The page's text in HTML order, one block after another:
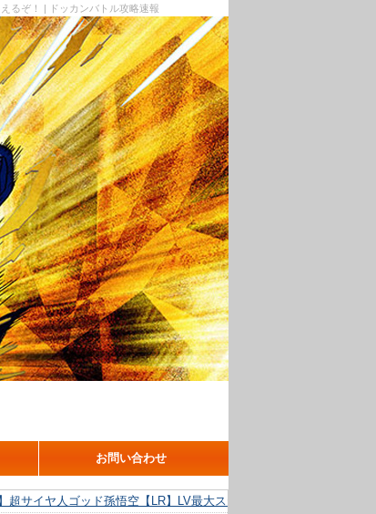
るぞ！ | ドッカンバトル攻略速報
お問い合わせ
超サイヤ人ゴッド孫悟空【LR】LV最大ステータスまとめ！